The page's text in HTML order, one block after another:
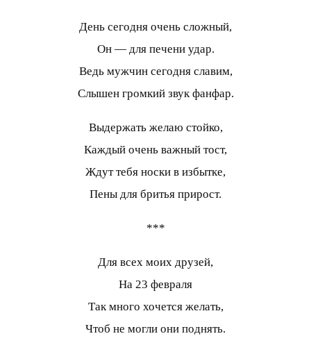
День сегодня очень сложный,
Он — для печени удар.
Ведь мужчин сегодня славим,
Слышен громкий звук фанфар.
Выдержать желаю стойко,
Каждый очень важный тост,
Ждут тебя носки в избытке,
Пены для бритья прирост.
***
Для всех моих друзей,
На 23 февраля
Так много хочется желать,
Чтоб не могли они поднять.